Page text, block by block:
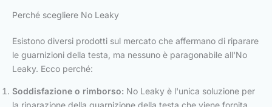
Perché scegliere No Leaky
Esistono diversi prodotti sul mercato che affermano di riparare
le guarnizioni della testa, ma nessuno è paragonabile all'No
Leaky. Ecco perché:
Soddisfazione o rimborso: No Leaky è l'unica soluzione per
la riparazione della guarnizione della testa che viene fornita